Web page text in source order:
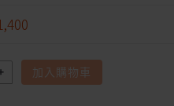
加入購物車